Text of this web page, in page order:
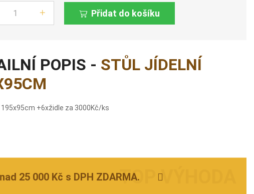
Přidat do košíku
POPIS - STŮL JÍDELNÍ
195x95cm +6xžidle za 3000Kč/ks
nad 25 000 Kč s DPH ZDARMA.